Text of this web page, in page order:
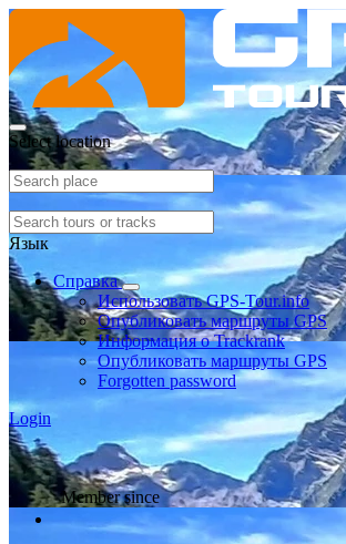
Select location
Язык
Справка
Использовать GPS-Tour.info
Опубликовать маршруты GPS
Информация о Trackrank
Опубликовать маршруты GPS
Forgotten password
Login
Member since